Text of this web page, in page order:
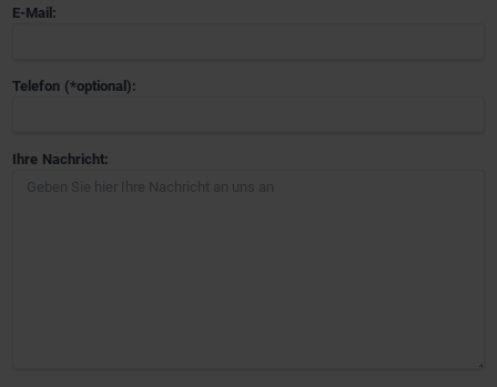
E-Mail:
Telefon (*optional):
Ihre Nachricht: